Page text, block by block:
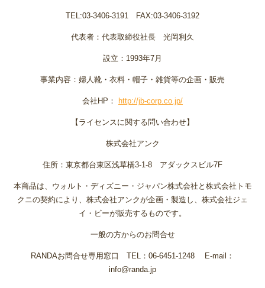
TEL:03-3406-3191 FAX:03-3406-3192
代表者：代表取締役社長 光岡利久
設立：1993年7月
事業内容：婦人靴・衣料・帽子・雑貨等の企画・販売
会社HP： http://jb-corp.co.jp/
【ライセンスに関する問い合わせ】
株式会社アンク
住所：東京都台東区浅草橋3-1-8 アダックスビル7F
本商品は、ウォルト・ディズニー・ジャパン株式会社と株式会社トモ
クニの契約により、株式会社アンクが企画・製造し、株式会社ジェ
イ・ビーが販売するものです。
一般の方からのお問合せ
RANDAお問合せ専用窓口 TEL：06-6451-1248 E-mail：
info@randa.jp